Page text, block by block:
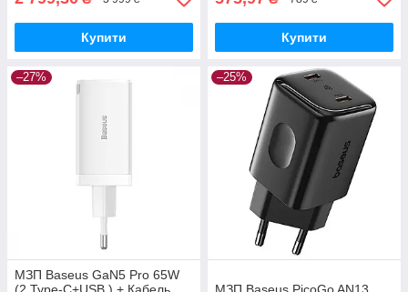
Купити Купити
–27%
МЗП Baseus GaN5 Pro 65W
–25%